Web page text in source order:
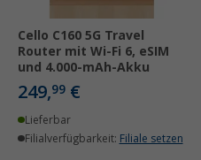
Cello C160 5G Travel
Router mit Wi-Fi 6, eSIM
und 4.000-mAh-Akku
249,99 €
Lieferbar
Filialverfügbarkeit: Filiale setzen